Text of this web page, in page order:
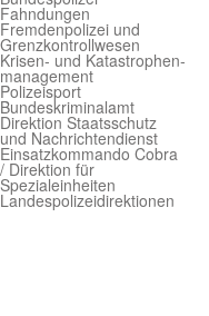
Fahndungen
Fremdenpolizei und
Grenzkontrollwesen
Krisen- und Katastrophen­
management
Polizeisport
Bundes­kriminal­amt
Direktion Staats­schutz
und Nach­richten­dienst
Einsatz­kommando Cobra
/ Direktion für
Spezialeinheiten
Landes­polizei­direk­tionen